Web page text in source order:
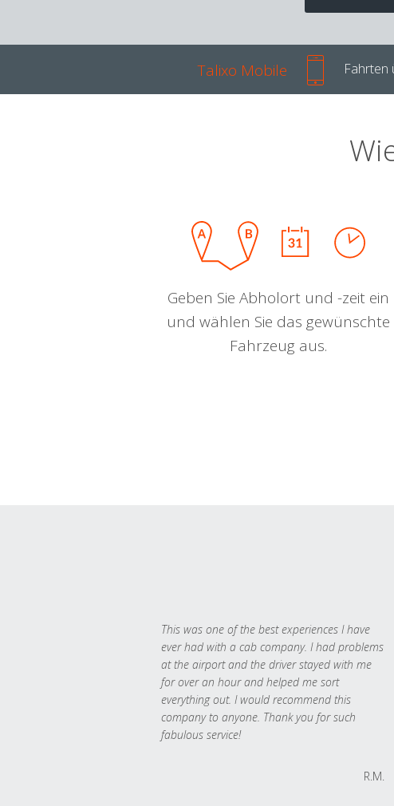
Talixo Mobile Fahrten
Geben Sie Abholort und -zeit ein
und wählen Sie das gewünschte
Fahrzeug aus.
This was one of the best experiences I have
ever had with a cab company. I had problems
at the airport and the driver stayed with me
for over an hour and helped me sort
everything out. I would recommend this
company to anyone. Thank you for such
fabulous service!
R.M.